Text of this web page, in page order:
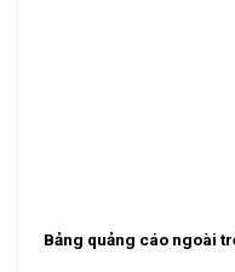
Bảng quảng cáo ngoài